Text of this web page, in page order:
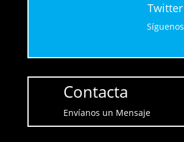
Twitter
Síguenos
Contacta
Envíanos un Mensaje